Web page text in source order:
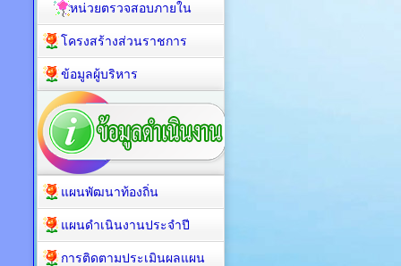
หน่วยตรวจสอบภายใน
โครงสร้างส่วนราชการ
ข้อมูลผู้บริหาร
แผนพัฒนาท้องถิ่น
แผนดำเนินงานประจำปี
การติดตามประเมินผลแผน